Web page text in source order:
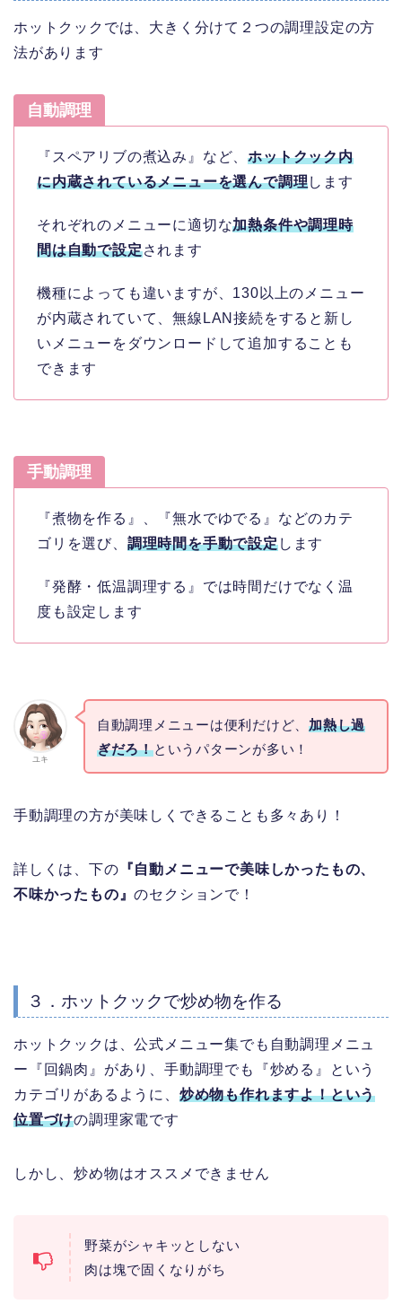
ホットクックでは、大きく分けて２つの調理設定の方
法があります
自動調理
『スペアリブの煮込み』など、ホットクック内
に内蔵されているメニューを選んで調理します
それぞれのメニューに適切な加熱条件や調理時
間は自動で設定されます
機種によっても違いますが、130以上のメニュー
が内蔵されていて、無線LAN接続をすると新し
いメニューをダウンロードして追加することも
できます
手動調理
『煮物を作る』、『無水でゆでる』などのカテ
ゴリを選び、 調理時間を手動で設定します
『発酵・低温調理する』では時間だけでなく温
度も設定します
ユキ
自動調理メニューは便利だけど、加熱し過
ぎだろ！というパターンが多い！
手動調理の方が美味しくできることも多々あり！
詳しくは、下の 『自動メニューで美味しかったもの、
不味かったもの』のセクションで！
３．ホットクックで炒め物を作る
ホットクックは、公式メニュー集でも自動調理メニュ
ー『回鍋肉』があり、手動調理でも『炒める』という
カテゴリがあるように、 炒め物も作れますよ！という
位置づけの調理家電です
しかし、炒め物はオススメできません
野菜がシャキッとしない
肉は塊で固くなりがち